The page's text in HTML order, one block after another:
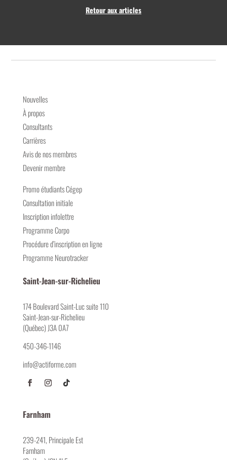
Retour aux articles
Nouvelles
À propos
Consultants
Carrières
Avis de nos membres
Devenir membre
Promo étudiants Cégep
Consultation initiale
Inscription infolettre
Programme Corpo
Procédure d’inscription en ligne
Programme Neurotracker
Saint-Jean-sur-Richelieu
174 Boulevard Saint-Luc suite 110
Saint-Jean-sur-Richelieu
(Québec) J3A 0A7
450-346-1146
info@actiforme.com
Farnham
239-241, Principale Est
Farnham